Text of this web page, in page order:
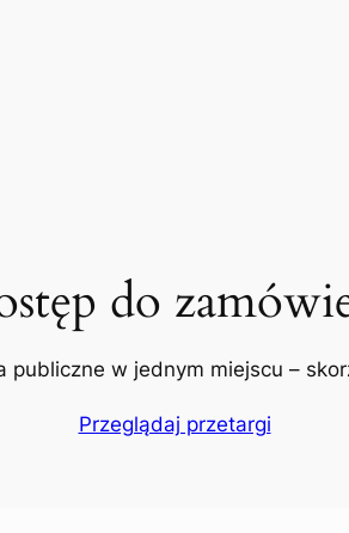
do
publiczne w jednym miejscu –
Przeglądaj przetargi